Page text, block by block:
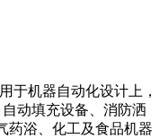
于机器自动化设计上，
动填充设备、消防洒
药浴、化工及食品机器